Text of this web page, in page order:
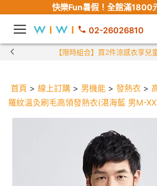
快樂Fun暑假！ 全館滿1800
02-26026810
【限時組合】買2件涼感衣享兒
首頁 > 線上訂購 > 男機能 > 發熱衣 >
羅紋溫灸刷毛高領發熱衣(湛海藍 男M-